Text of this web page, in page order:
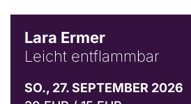
Lara Ermer
Leicht entflammbar
SO., 27. SEPTEMBER 2026